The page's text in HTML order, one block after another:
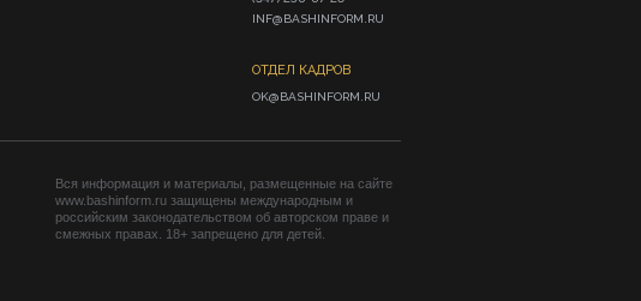
INF@BASHINFORM.RU
ОТДЕЛ КАДРОВ
OK@BASHINFORM.RU
Вся информация и материалы, размещенные на сайте
www.bashinform.ru защищены международным и
российским законодательством об авторском праве и
смежных правах. 18+ запрещено для детей.